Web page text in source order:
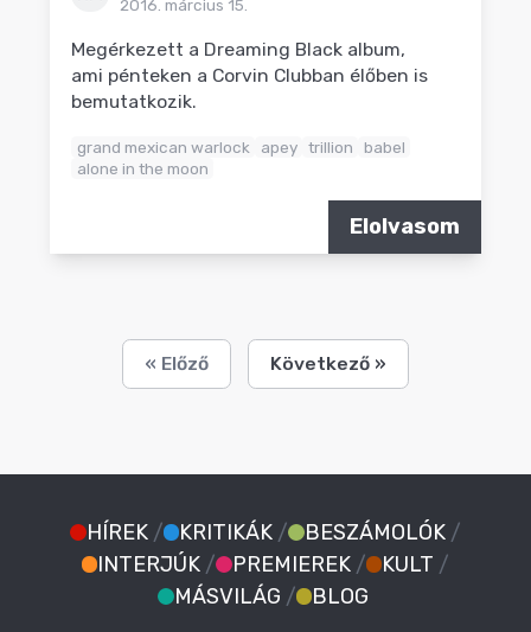
2016. március 15.
Megérkezett a Dreaming Black album,
ami pénteken a Corvin Clubban élőben is
bemutatkozik.
grand mexican warlock apey trillion
babel
alone in the moon
Elolvasom
« Előző Következő »
HÍREK / KRITIKÁK / BESZÁMOLÓK /
INTERJÚK / PREMIEREK / KULT /
MÁSVILÁG / BLOG